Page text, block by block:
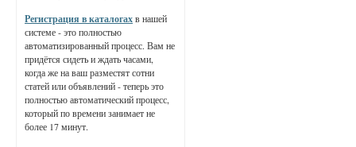
Регистрация в каталогахв нашей
системе - это полностью
автоматизированный процесс. Вам не
придётся сидеть и ждать часами,
когда же на ваш разместят сотни
статей или объявлений - теперь это
полностью автоматический процесс,
который по времени занимает не
более 17 минут.